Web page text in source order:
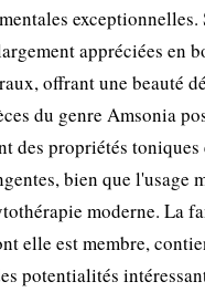
exceptionnelles.
appréciées en
offrant une beauté
du genre Amsonia
des propriétés toniques
bien que l'usage
moderne. La
elle est membre,
potentialités